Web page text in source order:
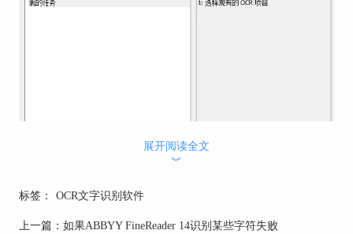
理文档。
展开阅读全文
︾
标签： OCR文字识别软件
上一篇： 如果ABBYY FineReader 14识别某些字符失败